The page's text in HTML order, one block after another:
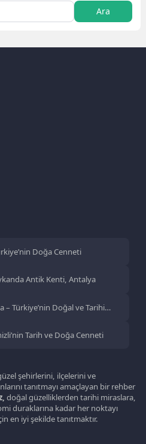
Doğa Cenneti
Antik Kenti, Antalya
– Türkiye’nin Doğal ve Tarihi
Tarih ve Doğa Cenneti
şehirlerini, ilçelerini ve
tanıtmayı amaçlayan bir rehber
doğal güzelliklerden tarihi miraslara,
duraklarına kadar her noktayı
en iyi şekilde tanıtmaktır.